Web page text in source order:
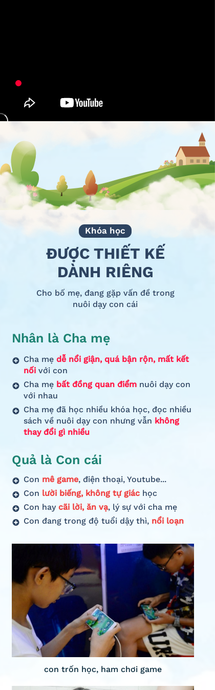
con trốn học, ham chơi game
Cha mẹ dễ nổi giận, quá bận rộn, mất kết
nốivới con
Cha mẹ bất đồng quan điểmnuôi dạy con
với nhau
Cha mẹ đã học nhiều khóa học, đọc nhiều
sách về nuôi dạy con nhưng vẫn không
thay đổi gì nhiều
Nhân là Cha mẹ
Con mê game, điện thoại, Youtube...
Con lười biếng, không tự giáchọc
Con hay cãi lời, ăn vạ, lý sự với cha mẹ
Con đang trong độ tuổi dậy thì, nổi loạn
Quả là Con cái
ĐƯỢC THIẾT KẾ
DÀNH RIÊNG
Cho bố mẹ, đang gặp vấn đề trong
nuôi dạy con cái
Khóa học